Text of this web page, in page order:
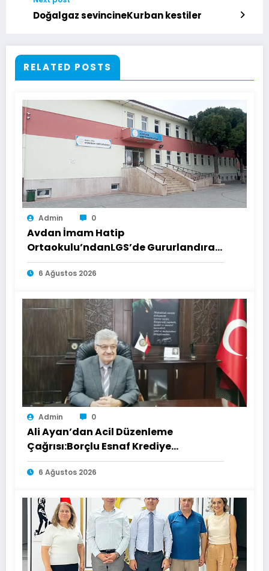
Doğalgaz sevincineKurban kestiler
RELATED POSTS
Admin 0
Avdan İmam Hatip
Ortaokulu’ndanLGS’de Gururlandıran
Başarı
6 Ağustos 2026
Admin 0
Ali Ayan’dan Acil Düzenleme
Çağrısı:Borçlu Esnaf Krediye
Ulaşamıyor
6 Ağustos 2026